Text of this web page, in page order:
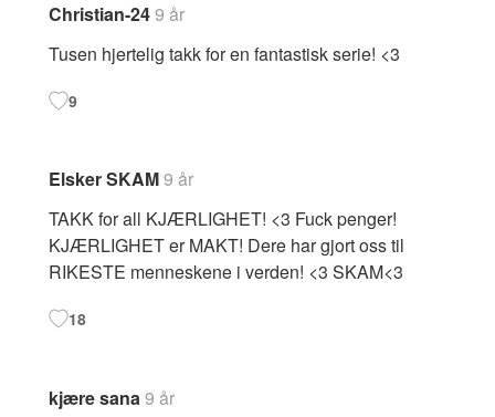
Christian-249 år
Tusen hjertelig takk for en fantastisk serie! <3
9
Elsker SKAM9 år
TAKK for all KJÆRLIGHET! <3 Fuck penger!
KJÆRLIGHET er MAKT! Dere har gjort oss til
RIKESTE menneskene i verden! <3 SKAM<3
18
kjære sana 9 år